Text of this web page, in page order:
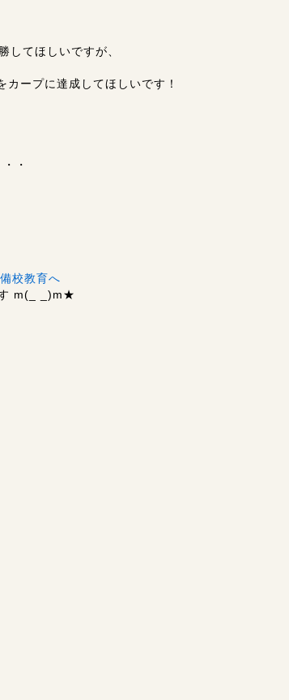
してほしいですが、
ープに達成してほしいです！
・
m(_ _)m★